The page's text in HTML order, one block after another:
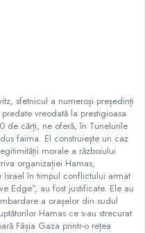
sfetnicul a numeroși președinți
vreodată la prestigioasa
de cărți, ne oferă, în Tunelurile
faima. El construiește un caz
morale a războiului
organizației Hamas,
în timpul conflictului armat
Edge”, au fost justificate. Ele au
a orașelor din sudul
Hamas ce s-au strecurat
Fâșia Gaza printr-o rețea